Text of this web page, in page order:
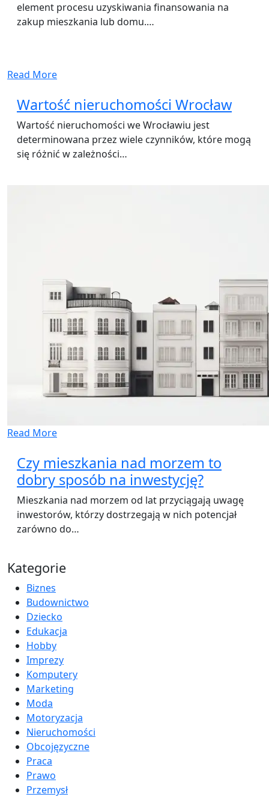
element procesu uzyskiwania finansowania na
zakup mieszkania lub domu.…
Read More
Wartość nieruchomości Wrocław
Wartość nieruchomości we Wrocławiu jest
determinowana przez wiele czynników, które mogą
się różnić w zależności…
Read More
Czy mieszkania nad morzem to
dobry sposób na inwestycję?
Mieszkania nad morzem od lat przyciągają uwagę
inwestorów, którzy dostrzegają w nich potencjał
zarówno do…
Kategorie
Biznes
Budownictwo
Dziecko
Edukacja
Hobby
Imprezy
Komputery
Marketing
Moda
Motoryzacja
Nieruchomości
Obcojęzyczne
Praca
Prawo
Przemysł